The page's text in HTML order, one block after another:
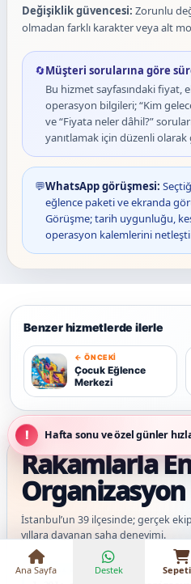
Değişiklik güvencesi: Zorunlu
olmadan farklı karakter veya alt
🔄Müşteri sorularına göre
Bu hizmet sayfasındaki fiyat,
operasyon bilgileri; “Kim
ve “Fiyata neler dâhil?”
yanıtlamak için düzenli olarak
💬WhatsApp görüşmesi:
eğlence paketi ve ekranda
Görüşme; tarih uygunluğu,
operasyon kalemlerini
Benzer hizmetlerde ilerle
Ç
← ÖNCEKI
Çocuk Eğlence
Merkezi
Rakamlarla
Organizasyon
İstanbul’un 39 ilçesinde; gerçek
yıllara dayanan saha deneyimi.
CANLI GÖRÜNÜM
Güncel veriler: 1.291+ müşteri ve
₺7.500 –
Hafta sonu ve özel günler
Ana Sayfa Destek